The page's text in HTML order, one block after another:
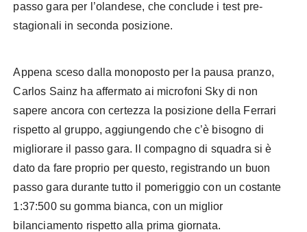
passo gara per l’olandese, che conclude i test pre-
stagionali in seconda posizione.
Appena sceso dalla monoposto per la pausa pranzo,
Carlos Sainz ha affermato ai microfoni Sky di non
sapere ancora con certezza la posizione della Ferrari
rispetto al gruppo, aggiungendo che c’è bisogno di
migliorare il passo gara. Il compagno di squadra si è
dato da fare proprio per questo, registrando un buon
passo gara durante tutto il pomeriggio con un costante
1:37:500 su gomma bianca, con un miglior
bilanciamento rispetto alla prima giornata.